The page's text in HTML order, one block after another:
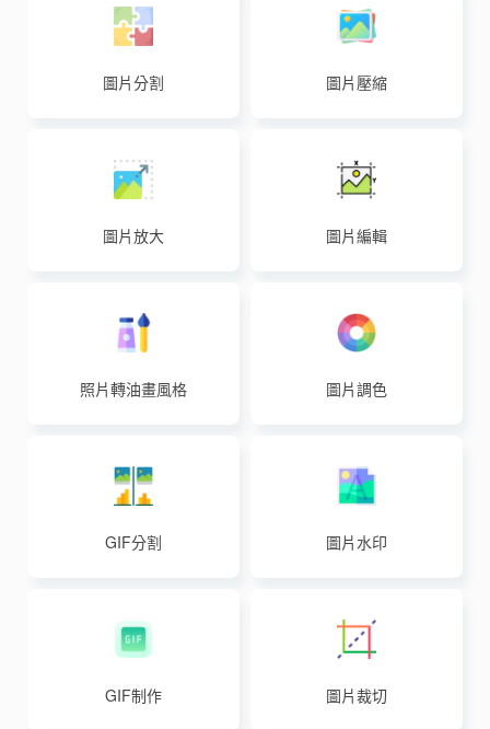
圖片分割 圖片壓縮
圖片放大 圖片編輯
照片轉油畫風格 圖片調色
GIF分割 圖片水印
GIF制作 圖片裁切